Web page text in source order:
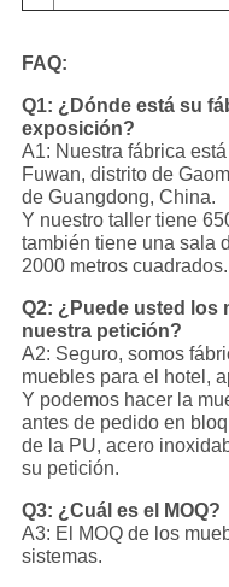
FAQ:
Q1: ¿Dónde está su
exposición?
A1: Nuestra fábrica
Fuwan, distrito de
de Guangdong, China.
Y nuestro taller tiene
también tiene una sala
2000 metros cuadrados.
Q2: ¿Puede usted los
nuestra petición?
A2: Seguro, somos
muebles para el hotel,
Y podemos hacer la
antes de pedido en
de la PU, acero
su petición.
Q3: ¿Cuál es el MOQ?
A3: El MOQ de los
sistemas.